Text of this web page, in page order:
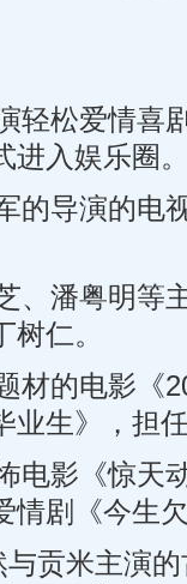
松爱情喜
进入娱乐圈
导演的电
潘粤明等
仁。
的电影《
业生》，担
影《惊天
情剧《今生
贡米主演的